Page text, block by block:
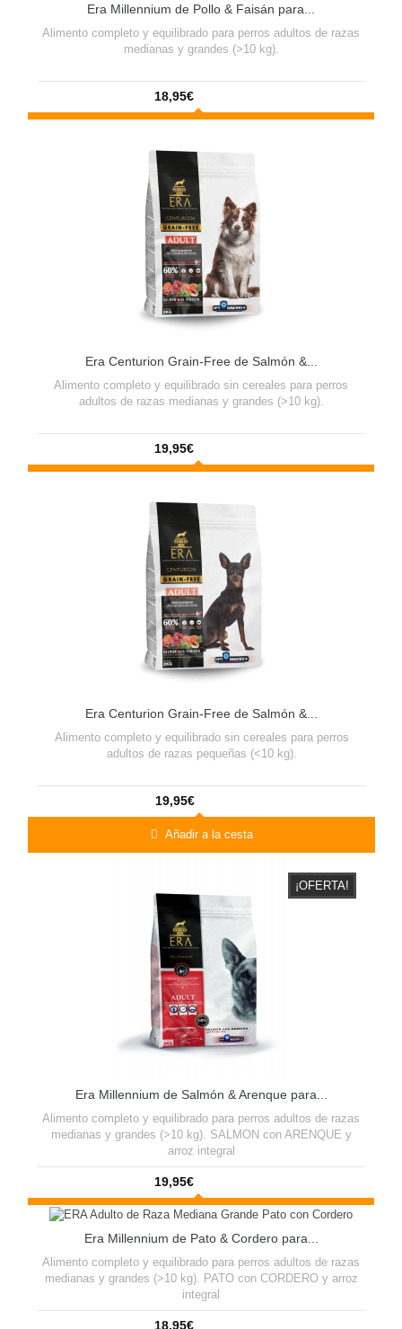
Era Millennium de Pollo & Faisán para...
Alimento completo y equilibrado para perros adultos de razas
medianas y grandes (>10 kg).
18,95€
Era Centurion Grain-Free de Salmón &...
Alimento completo y equilibrado sin cereales para perros
adultos de razas medianas y grandes (>10 kg).
19,95€
Era Centurion Grain-Free de Salmón &...
Alimento completo y equilibrado sin cereales para perros
adultos de razas pequeñas (<10 kg).
19,95€
Añadir a la cesta
¡OFERTA!
Era Millennium de Salmón & Arenque para...
Alimento completo y equilibrado para perros adultos de razas
medianas y grandes (>10 kg). SALMON con ARENQUE y
arroz integral
19,95€
¡OFERTA!
Era Millennium de Pato & Cordero para...
Alimento completo y equilibrado para perros adultos de razas
medianas y grandes (>10 kg). PATO con CORDERO y arroz
integral
18,95€